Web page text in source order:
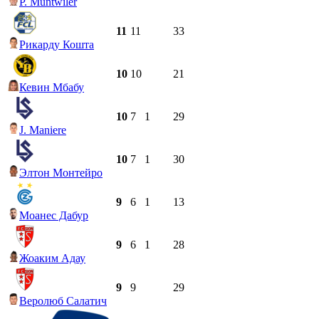
Рикарду Кошта
11 11 33
Кевин Мбабу
10 10 21
J. Maniere
10 7 1 29
Элтон Монтейро
10 7 1 30
Моанес Дабур
9 6 1 13
Жоаким Адау
9 6 1 28
Веролюб Салатич
9 9 29